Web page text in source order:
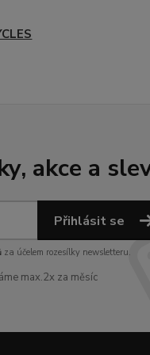
akce a
Přihlásit se
za účelem rozesílky newsletteru.
max.2x za měsíc